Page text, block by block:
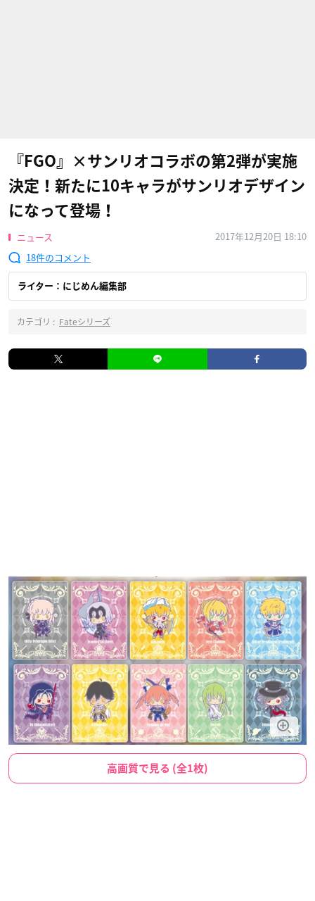
『FGO』×サンリオコラボの第2弾が実施
決定！新たに10キャラがサンリオデザイン
になって登場！
ニュース
2017年12月20日 18:10
18
ライター：にじめん編集部
カテゴリ : Fateシリーズ
高画質で見る (全1枚)